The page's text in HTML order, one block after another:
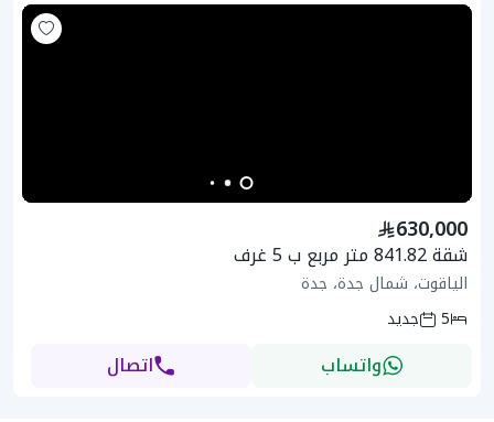
630,000
شقة 841.82 متر مربع ب 5 غرف
الياقوت، شمال جدة، جدة
5
جديد
واتساب اتصال